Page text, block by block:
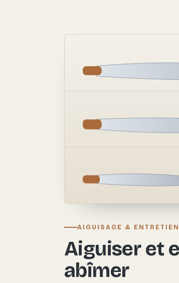
AIGUISAGE & ENTRETIEN
Aiguiser et
abîmer